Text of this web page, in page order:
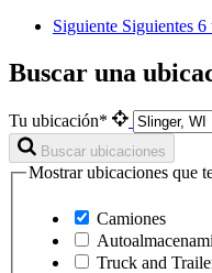
Siguiente Siguientes 6
Buscar una
Tu ubicación*
Buscar ubicaciones
Mostrar ubicaciones que
Camiones
Truck and